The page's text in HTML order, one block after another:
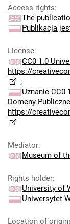
Access rights:
The
Publikacja
License:
CC0 1.0
https://
;
Uznanie CC0
Domeny
https://
Mediator:
Museum of
Rights holder:
University of
Uniwersytet
Location of